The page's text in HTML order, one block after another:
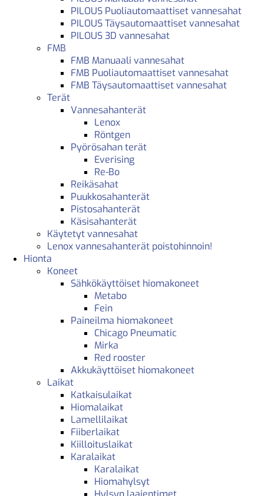
PILOUS Puoliautomaattiset vannesahat
PILOUS Täysautomaattiset vannesahat
PILOUS 3D vannesahat
FMB
FMB Manuaali vannesahat
FMB Puoliautomaattiset vannesahat
FMB Täysautomaattiset vannesahat
Terät
Vannesahanterät
Lenox
Röntgen
Pyörösahan terät
Everising
Re-Bo
Reikäsahat
Puukkosahanterät
Pistosahanterät
Käsisahanterät
Käytetyt vannesahat
Lenox vannesahanterät poistohinnoin!
Hionta
Koneet
Sähkökäyttöiset hiomakoneet
Metabo
Fein
Paineilma hiomakoneet
Chicago Pneumatic
Mirka
Red rooster
Akkukäyttöiset hiomakoneet
Laikat
Katkaisulaikat
Hiomalaikat
Lamellilaikat
Fiiberlaikat
Kiilloituslaikat
Karalaikat
Karalaikat
Hiomahylsyt